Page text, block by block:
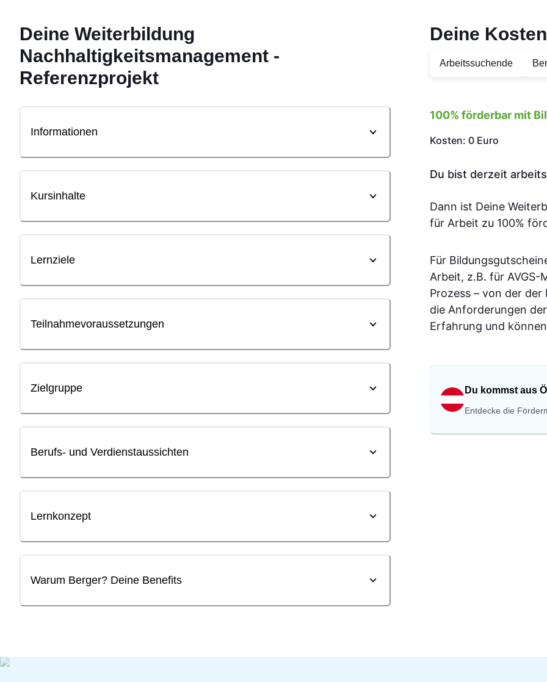
Deine Weiterbildung
Nachhaltigkeitsmanagement -
Referenzprojekt
Informationen
Kursinhalte
Lernziele
Teilnahmevoraussetzungen
Zielgruppe
Berufs- und Verdienstaussichten
Lernkonzept
Warum Berger? Deine Benefits
Deine
Arbeitssuchende
100% förderbar mit
Kosten: 0 Euro
Du bist derzeit
Dann ist Deine
für Arbeit zu 100%
Für
Arbeit, z.B. für
Prozess – von der
die Anforderungen
Erfahrung und
Du kommst aus
Entdecke die